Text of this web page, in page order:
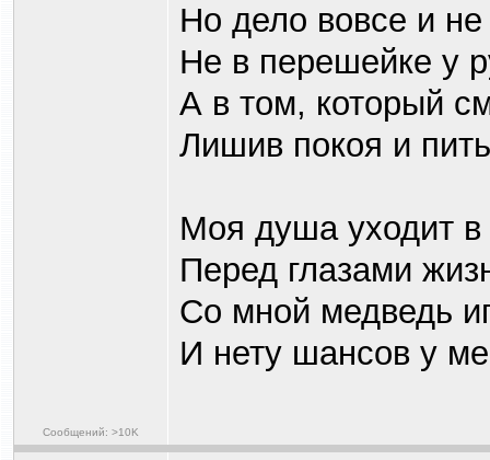
Сообщений: >10K
Но дело вовсе и не
Не в перешейке у
А в том, который
Лишив покоя и
Моя душа уходит в
Перед глазами
Со мной медведь
И нету шансов у